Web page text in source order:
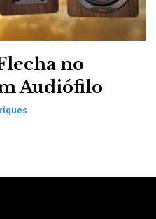
no
Audiófilo